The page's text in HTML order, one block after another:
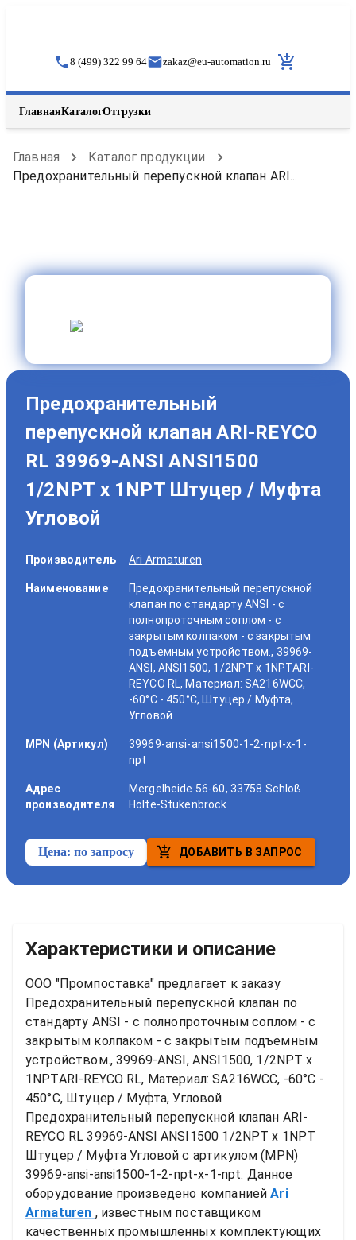
8 (499) 322 99 64 zakaz@eu-automation.ru
ГлавнаяКаталогОтгрузки
Главная
Каталог продукции
Предохранительный перепускной клапан ARI...
Предохранительный
перепускной клапан ARI-REYCO
RL 39969-ANSI ANSI1500
1/2NPT x 1NPT Штуцер / Муфта
Угловой
Производитель Ari Armaturen
Наименование
Предохранительный перепускной
клапан по стандарту ANSI - с
полнопроточным соплом - с
закрытым колпаком - с закрытым
подъемным устройством., 39969-
ANSI, ANSI1500, 1/2NPT x 1NPTARI-
REYCO RL, Материал: SA216WCC,
-60°C - 450°C, Штуцер / Муфта,
Угловой
MPN (Артикул)
39969-ansi-ansi1500-1-2-npt-x-1-
npt
Адрес
производителя
Mergelheide 56-60, 33758 Schloß
Holte-Stukenbrock
Цена: по запросу ДОБАВИТЬ В ЗАПРОС
Характеристики и описание
ООО "Промпоставка" предлагает к заказу
Предохранительный перепускной клапан по
стандарту ANSI - с полнопроточным соплом - с
закрытым колпаком - с закрытым подъемным
устройством., 39969-ANSI, ANSI1500, 1/2NPT x
1NPTARI-REYCO RL, Материал: SA216WCC, -60°C -
450°C, Штуцер / Муфта, Угловой
Предохранительный перепускной клапан ARI-
REYCO RL 39969-ANSI ANSI1500 1/2NPT x 1NPT
Штуцер / Муфта Угловой
39969-ansi-ansi1500-1-2-npt-x-1-npt. Данное
оборудование произведено компанией Ari
Armaturen , известным поставщиком
качественных промышленных комплектующих